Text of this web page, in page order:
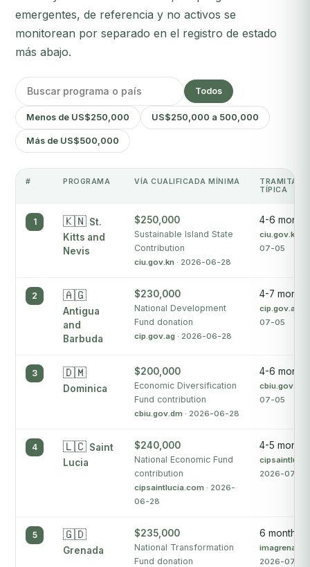
emergentes, de referencia y no activos se
monitorean por separado en el registro de estado
más abajo.
Todos
Menos de US$250,000 US$250,000 a 500,000
Más de US$500,000
# PROGRAMA VÍA CUALIFICADA MÍNIMA
TÍPICA
1 🇰🇳 St.
Kitts and
Nevis
$250,000
Sustainable Island State
Contribution
ciu.gov.kn · 2026-06-28
4-6 months
ciu.gov.kn
07-05
2 🇦🇬
Antigua
and
Barbuda
$230,000
National Development
Fund donation
cip.gov.ag · 2026-06-28
4-7 months
cip.gov.ag
07-05
3 🇩🇲
Dominica
$200,000
Economic Diversification
Fund contribution
cbiu.gov.dm · 2026-06-28
4-6 months
cbiu.gov.dm
07-05
4 🇱🇨 Saint
Lucia
$240,000
National Economic Fund
contribution
cipsaintlucia.com · 2026-
06-28
4-5 months
2026-07-05
5 🇬🇩
Grenada
$235,000
National Transformation
Fund donation
6 months
2026-07-05